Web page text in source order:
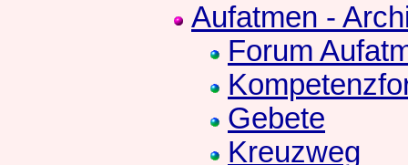
Aufatmen -
Forum
Gebete
Kreuzweg